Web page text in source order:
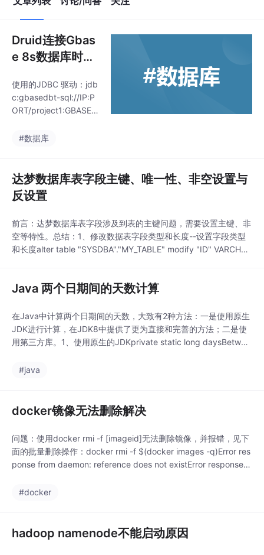
Druid连接Gbas
e 8s数据库时报
使用的JDBC 驱动：jdb
c:gbasedbt-sql://IP:P
ORT/project1:GBASED
1。
#数据库
达梦数据库表字段主键、唯一性、非空设置与
反设置
前言：达梦数据库表字段涉及到表的主键问题，需要设置主键、非
空等特性。总结：1、修改数据表字段类型和长度--设置字段类型
和长度alter table "SYSDBA"."MY_TABLE" modify "ID" VARCHAR
er t...
Java 两个日期间的天数计算
在Java中计算两个日期间的天数，大致有2种方法：一是使用原生
JDK进行计算，在JDK8中提供了更为直接和完善的方法；二是使
用第三方库。1、使用原生的JDKprivate static long daysBetwee
etTime())/8
#java
docker镜像无法删除解决
问题：使用docker rmi -f [imageid]无法删除镜像，并报错，见下
面的批量删除操作：docker rmi -f $(docker images -q)Error res
ponse from daemon: reference does not existError response fr
#docker
hadoop namenode不能启动原因